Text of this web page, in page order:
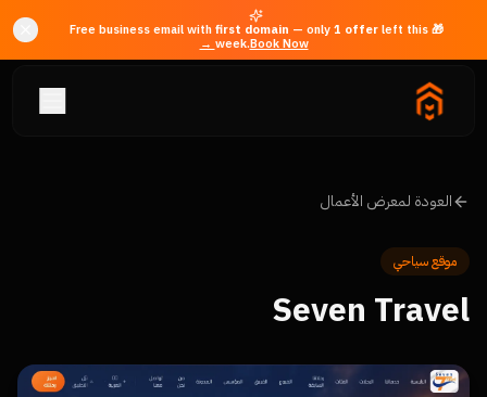
🎁 Free business email with
first domain — only 1 offerleft this
week.Book Now →
العودة لمعرض الأعمال
موقع سياحي
Seven Travel